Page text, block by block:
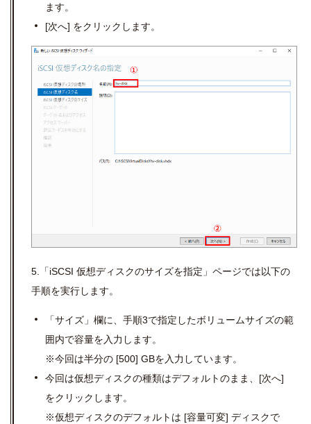
ます。
[次へ] をクリックします。
5.「iSCSI 仮想ディスクのサイズを指定」ページでは以下の
手順を実行します。
「サイズ」欄に、手順3で指定したボリュームサイズの範
囲内で容量を入力します。
※今回は半分の [500] GBを入力しています。
今回は仮想ディスクの種類はデフォルトのまま、 [次へ]
をクリックします。
※仮想ディスクのデフォルトは [容量可変] ディスクで